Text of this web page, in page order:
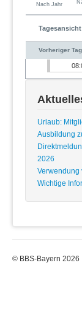
Nach Jahr
Tagesansicht
Vorheriger Tag
Urlaub:
Ausbildung
2026
Verwendung
Wichtige
© BBS-Bayern 2026